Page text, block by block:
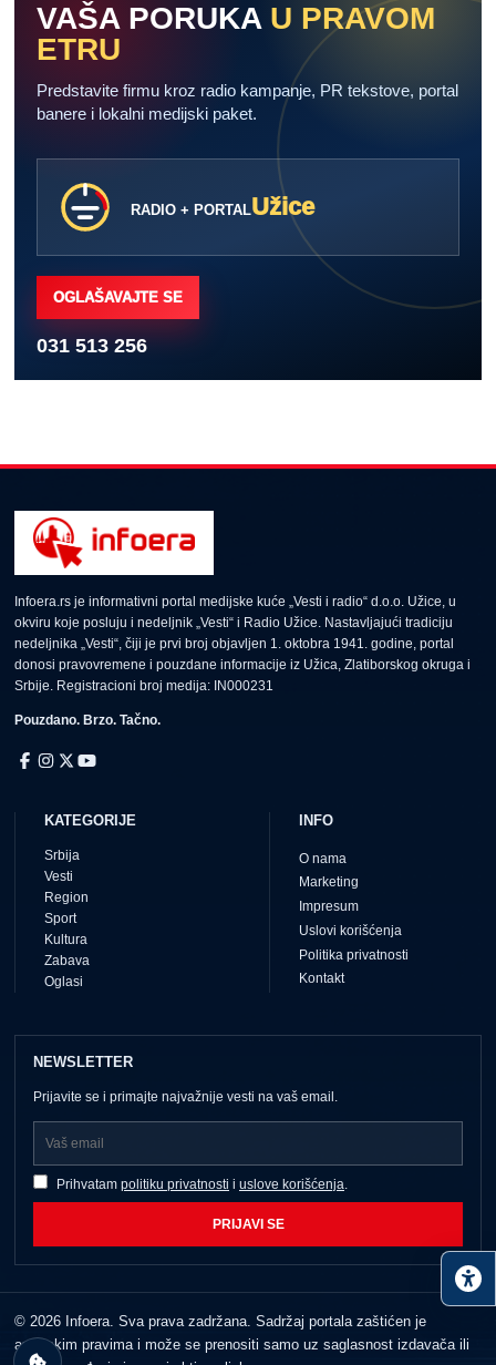
VAŠA PORUKA U PRAVOM
ETRU
Predstavite firmu kroz radio kampanje, PR tekstove, portal
banere i lokalni medijski paket.
RADIO + PORTALUžice
OGLAŠAVAJTE SE
031 513 256
Infoera.rs je informativni portal medijske kuće „Vesti i radio“ d.o.o. Užice, u
okviru koje posluju i nedeljnik „Vesti“ i Radio Užice. Nastavljajući tradiciju
nedeljnika „Vesti“, čiji je prvi broj objavljen 1. oktobra 1941. godine, portal
donosi pravovremene i pouzdane informacije iz Užica, Zlatiborskog okruga i
Srbije. Registracioni broj medija: IN000231
Pouzdano. Brzo. Tačno.
KATEGORIJE
Srbija
Vesti
Region
Sport
Kultura
Zabava
Oglasi
INFO
O nama
Marketing
Impresum
Uslovi korišćenja
Politika privatnosti
Kontakt
NEWSLETTER
Prijavite se i primajte najvažnije vesti na vaš email.
Prihvatam politiku privatnosti i uslove korišćenja.
PRIJAVI SE
© 2026 Infoera. Sva prava zadržana. Sadržaj portala zaštićen je
autorskim pravima i može se prenositi samo uz saglasnost izdavača ili